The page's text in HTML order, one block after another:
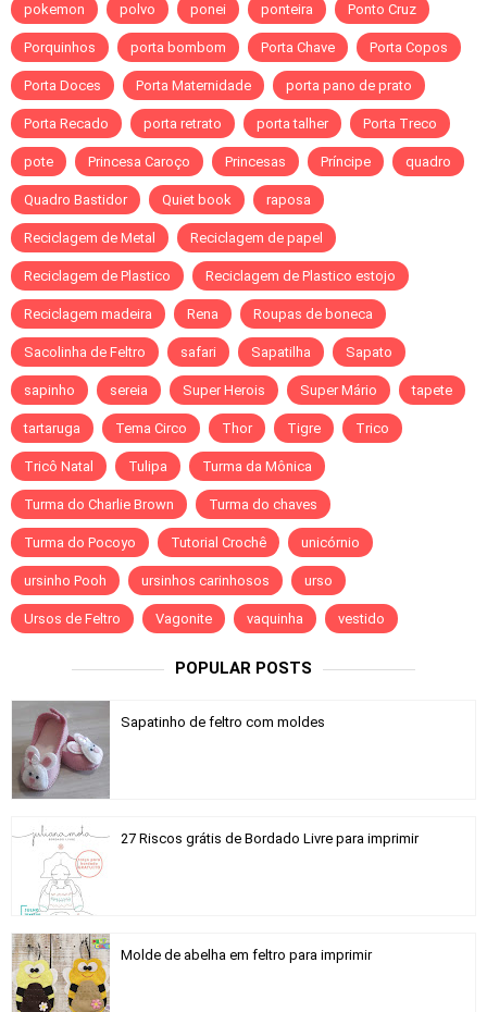
pokemon polvo ponei ponteira Ponto Cruz
Porquinhos porta bombom Porta Chave Porta Copos
Porta Doces Porta Maternidade porta pano de prato
Porta Recado porta retrato porta talher Porta Treco
pote Princesa Caroço Princesas Príncipe quadro
Quadro Bastidor Quiet book raposa
Reciclagem de Metal Reciclagem de papel
Reciclagem de Plastico Reciclagem de Plastico estojo
Reciclagem madeira Rena Roupas de boneca
Sacolinha de Feltro safari Sapatilha Sapato
sapinho sereia Super Herois Super Mário tapete
tartaruga Tema Circo Thor Tigre Trico
Tricô Natal Tulipa Turma da Mônica
Turma do Charlie Brown Turma do chaves
Turma do Pocoyo Tutorial Crochê unicórnio
ursinho Pooh ursinhos carinhosos urso
Ursos de Feltro Vagonite vaquinha vestido
POPULAR POSTS
Sapatinho de feltro com moldes
27 Riscos grátis de Bordado Livre para imprimir
Molde de abelha em feltro para imprimir